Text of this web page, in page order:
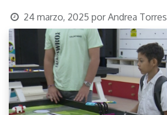
24 marzo, 2025 porAndrea Torres